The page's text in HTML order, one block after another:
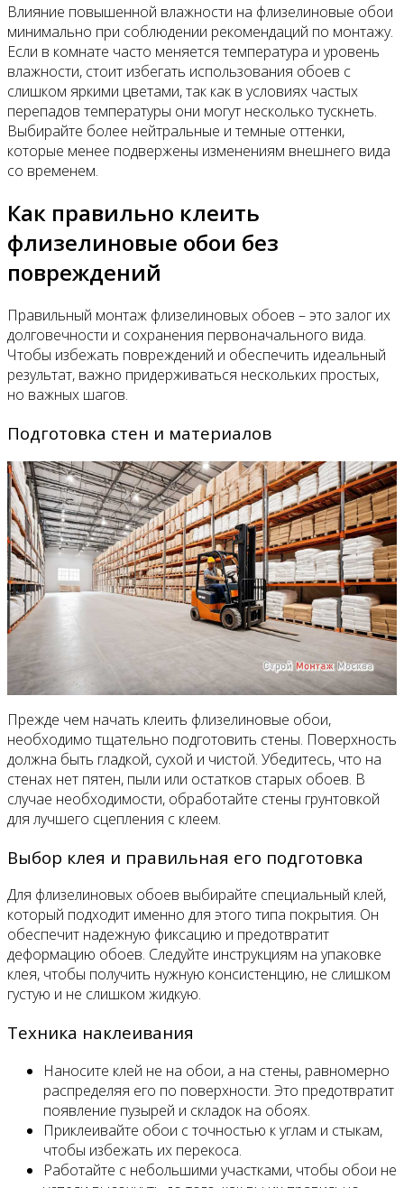
Влияние повышенной влажности на флизелиновые обои
минимально при соблюдении рекомендаций по монтажу.
Если в комнате часто меняется температура и уровень
влажности, стоит избегать использования обоев с
слишком яркими цветами, так как в условиях частых
перепадов температуры они могут несколько тускнеть.
Выбирайте более нейтральные и темные оттенки,
которые менее подвержены изменениям внешнего вида
со временем.
Как правильно клеить
флизелиновые обои без
повреждений
Правильный монтаж флизелиновых обоев – это залог их
долговечности и сохранения первоначального вида.
Чтобы избежать повреждений и обеспечить идеальный
результат, важно придерживаться нескольких простых,
но важных шагов.
Подготовка стен и материалов
Прежде чем начать клеить флизелиновые обои,
необходимо тщательно подготовить стены. Поверхность
должна быть гладкой, сухой и чистой. Убедитесь, что на
стенах нет пятен, пыли или остатков старых обоев. В
случае необходимости, обработайте стены грунтовкой
для лучшего сцепления с клеем.
Выбор клея и правильная его подготовка
Для флизелиновых обоев выбирайте специальный клей,
который подходит именно для этого типа покрытия. Он
обеспечит надежную фиксацию и предотвратит
деформацию обоев. Следуйте инструкциям на упаковке
клея, чтобы получить нужную консистенцию, не слишком
густую и не слишком жидкую.
Техника наклеивания
Наносите клей не на обои, а на стены, равномерно
распределяя его по поверхности. Это предотвратит
появление пузырей и складок на обоях.
Приклеивайте обои с точностью к углам и стыкам,
чтобы избежать их перекоса.
Работайте с небольшими участками, чтобы обои не